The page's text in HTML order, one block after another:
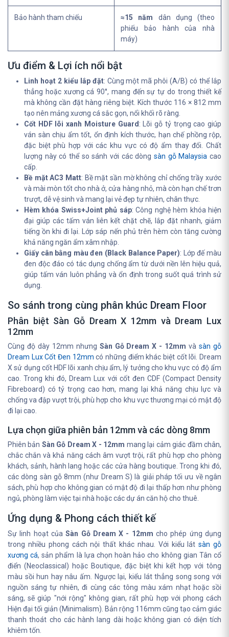
Bảo hành tham chiếu ≈15 năm dân dụng (theo
phiếu bảo hành của nhà
máy)
Ưu điểm & Lợi ích nổi bật
Linh hoạt 2 kiểu lắp đặt: Cùng một mã phôi (A/B) có thể lắp
thẳng hoặc xương cá 90°, mang đến sự tự do trong thiết kế
mà không cần đặt hàng riêng biệt. Kích thước 116 × 812 mm
tạo nên mảng xương cá sắc gọn, nổi khối rõ ràng.
Cốt HDF lõi xanh Moisture Guard : Lõi gỗ tỷ trọng cao giúp
ván sàn chịu ẩm tốt, ổn định kích thước, hạn chế phồng rộp,
đặc biệt phù hợp với các khu vực có độ ẩm thay đổi. Chất
lượng này có thể so sánh với các dòng sàn gỗ Malaysia cao
cấp.
Bề mặt AC3 Matt: Bề mặt sần mờ không chỉ chống trầy xước
và mài mòn tốt cho nhà ở, cửa hàng nhỏ, mà còn hạn chế trơn
trượt, dễ vệ sinh và mang lại vẻ đẹp tự nhiên, chân thực.
Hèm khóa Swiss+Joint phủ sáp: Công nghệ hèm khóa hiện
đại giúp các tấm ván liên kết chặt chẽ, lắp đặt nhanh, giảm
tiếng ồn khi đi lại. Lớp sáp nến phủ trên hèm còn tăng cường
khả năng ngăn ẩm xâm nhập.
Giấy cân bằng màu đen (Black Balance Paper): Lớp đế màu
đen độc đáo có tác dụng chống ẩm từ dưới nền lên hiệu quả,
giúp tấm ván luôn phẳng và ổn định trong suốt quá trình sử
dụng.
So sánh trong cùng phân khúc Dream Floor
Phân biệt Sàn Gỗ Dream X 12mm và Dream Lux
12mm
Cùng độ dày 12mm nhưng Sàn Gỗ Dream X - 12mm vàsàn gỗ
Dream Lux Cốt Đen 12mm có những điểm khác biệt cốt lõi. Dream
X sử dụng cốt HDF lõi xanh chịu ẩm, lý tưởng cho khu vực có độ ẩm
cao. Trong khi đó, Dream Lux với cốt đen CDF (Compact Density
Fibreboard) có tỷ trọng cao hơn, mang lại khả năng chịu lực và
chống va đập vượt trội, phù hợp cho khu vực thương mại có mật độ
đi lại cao.
Lựa chọn giữa phiên bản 12mm và các dòng 8mm
Phiên bản Sàn Gỗ Dream X - 12mm mang lại cảm giác đầm chân,
chắc chắn và khả năng cách âm vượt trội, rất phù hợp cho phòng
khách, sảnh, hành lang hoặc các cửa hàng boutique. Trong khi đó,
các dòng sàn gỗ 8mm (như Dream S) là giải pháp tối ưu về ngân
sách, phù hợp cho không gian có mật độ đi lại thấp hơn như phòng
ngủ, phòng làm việc tại nhà hoặc các dự án căn hộ cho thuê.
Ứng dụng & Phong cách thiết kế
Sự linh hoạt củaSàn Gỗ Dream X - 12mm cho phép ứng dụng
trong nhiều phong cách nội thất khác nhau. Với kiểu látsàn gỗ
xương cá, sản phẩm là lựa chọn hoàn hảo cho không gian Tân cổ
điển (Neoclassical) hoặc Boutique, đặc biệt khi kết hợp với tông
màu sồi hun hay nâu ấm. Ngược lại, kiểu lát thẳng song song với
nguồn sáng tự nhiên, đi cùng các tông màu xám nhạt hoặc sồi
sáng, sẽ giúp "nới rộng" không gian, rất phù hợp với phong cách
Hiện đại tối giản (Minimalism). Bản rộng 116mm cũng tạo cảm giác
thanh thoát cho các hành lang dài hoặc không gian có diện tích
khiêm tốn.